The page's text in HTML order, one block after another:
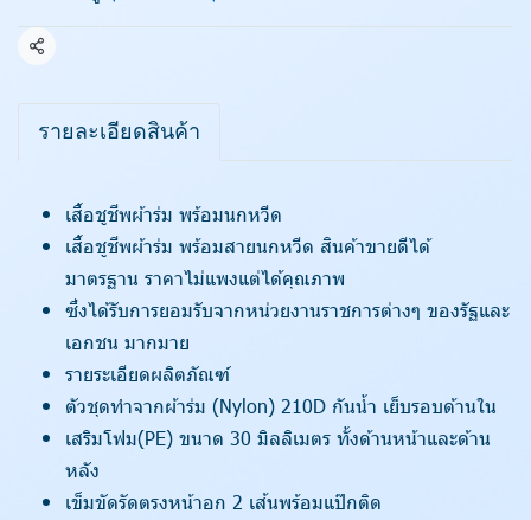
แชร์
รายละเอียดสินค้า
เสื้อชูชีพผ้าร่ม พร้อมนกหวีด
เสื้อชูชีพผ้าร่ม พร้อมสายนกหวีด สินค้าขายดีได้
มาตรฐาน ราคาไม่แพงแต่ได้คุณภาพ
ซึ่งได้รับการยอมรับจากหน่วยงานราชการต่างๆ ของรัฐและ
เอกชน มากมาย
รายระเอียดผลิตภัณฑ์
ตัวชุดทำจากผ้าร่ม (Nylon) 210D กันนํ้า เย็บรอบด้านใน
เสริมโฟม(PE) ขนาด 30 มิลลิเมตร ทั้งด้านหน้าและด้าน
หลัง
เข็มขัดรัดตรงหน้าอก 2 เส้นพร้อมแป๊กติด